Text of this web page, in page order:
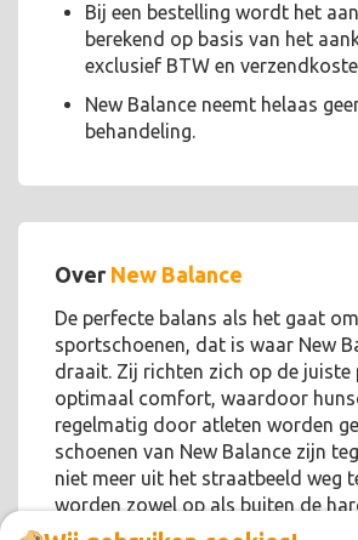
Bij een bestelling wordt het
berekend op basis van het
exclusief BTW en
New Balance neemt helaas
behandeling.
Over New Balance
De perfecte balans als het gaat
sportschoenen, dat is waar New
draait. Zij richten zich op de juiste
optimaal comfort, waardoor
regelmatig door atleten worden
schoenen van New Balance zijn
niet meer uit het straatbeeld weg
worden zowel op als buiten de
gedragen!